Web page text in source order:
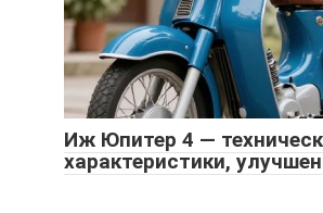
Иж Юпитер 4 —
характеристики,